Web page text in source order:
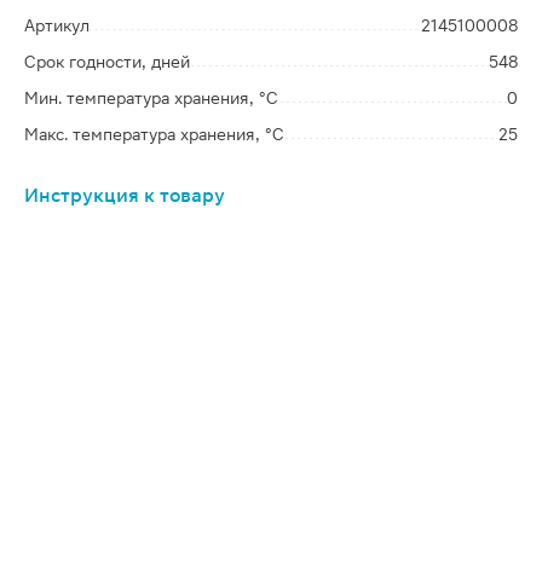
Артикул
2145100008
Срок годности, дней
548
Мин. температура хранения, °C
0
Макс. температура хранения, °C
25
Инструкция к товару